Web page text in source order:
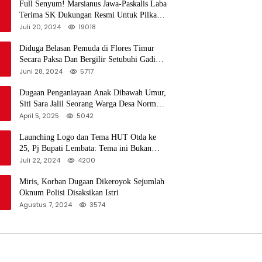
Full Senyum! Marsianus Jawa-Paskalis Laba
Terima SK Dukungan Resmi Untuk Pilkada
Lembata
Juli 20, 2024 19018
Diduga Belasan Pemuda di Flores Timur
Secara Paksa Dan Bergilir Setubuhi Gadis
di Bawah Umur
Juni 28, 2024 5717
Dugaan Penganiayaan Anak Dibawah Umur,
Siti Sara Jalil Seorang Warga Desa Normal
1 Melapor ke Polisi
April 5, 2025 5042
Launching Logo dan Tema HUT Otda ke
25, Pj Bupati Lembata: Tema ini Bukan
Sekedar Refleksi Semalam
Juli 22, 2024 4200
Miris, Korban Dugaan Dikeroyok Sejumlah
Oknum Polisi Disaksikan Istri
Agustus 7, 2024 3574